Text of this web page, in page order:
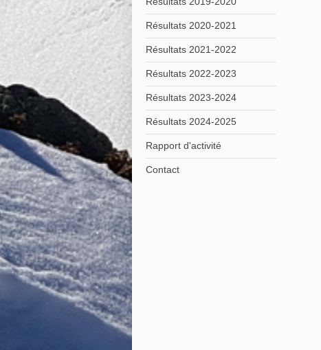
Résultats 2020-2021
Résultats 2021-2022
Résultats 2022-2023
Résultats 2023-2024
Résultats 2024-2025
Rapport d'activité
Contact